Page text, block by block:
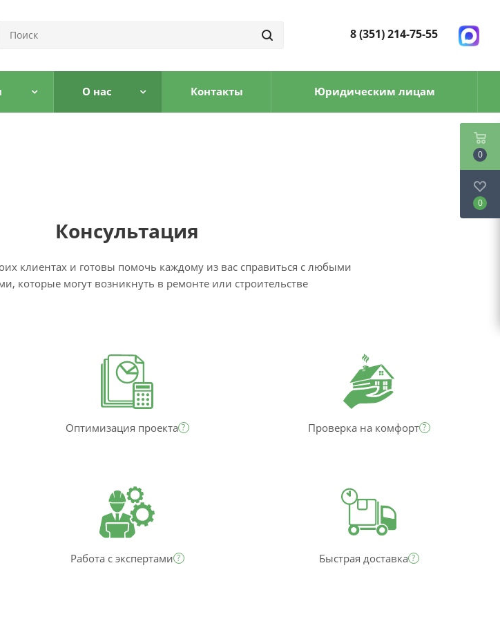
8 (351) 214-75-55
О нас Контакты Юридическим лицам
Консультация
клиентах и готовы помочь каждому из вас справиться с любыми
которые могут возникнуть в ремонте или строительстве
Оптимизация проекта ? Проверка на комфорт ?
Работа с экспертами ? Быстрая доставка ?
0
0